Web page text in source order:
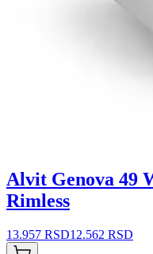
Alvit Genova 49
Rimless
13.957 RSD12.562 RSD